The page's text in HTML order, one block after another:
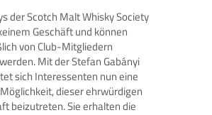
der Scotch Malt Whisky Society
Geschäft und können
von Club-Mitgliedern
Mit der Stefan Gabányi
sich Interessenten nun eine
dieser ehrwürdigen
beizutreten. Sie erhalten die